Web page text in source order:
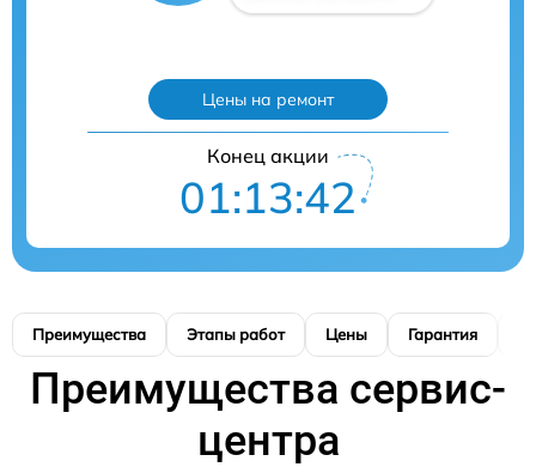
Цены на ремонт
Конец акции
01:13:40
Преимущества Этапы работ Цены Гарантия
Преимущества сервис-
центра